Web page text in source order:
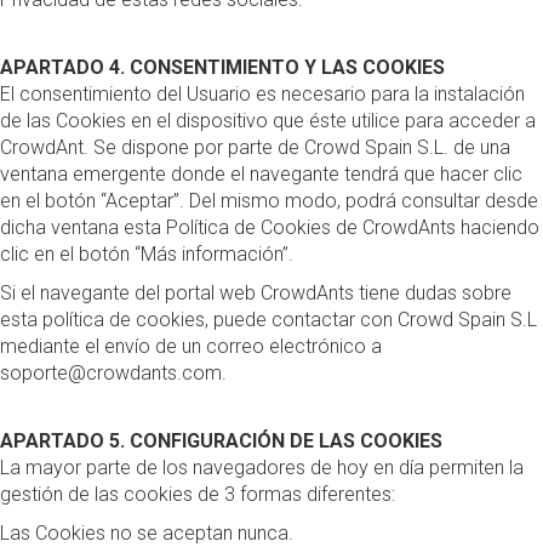
APARTADO 4. CONSENTIMIENTO Y LAS COOKIES
El consentimiento del Usuario es necesario para la instalación
de las Cookies en el dispositivo que éste utilice para acceder a
CrowdAnt. Se dispone por parte de Crowd Spain S.L. de una
ventana emergente donde el navegante tendrá que hacer clic
en el botón “Aceptar”. Del mismo modo, podrá consultar desde
dicha ventana esta Política de Cookies de CrowdAnts haciendo
clic en el botón “Más información”.
Si el navegante del portal web CrowdAnts tiene dudas sobre
esta política de cookies, puede contactar con Crowd Spain S.L
mediante el envío de un correo electrónico a
soporte@crowdants.com.
APARTADO 5. CONFIGURACIÓN DE LAS COOKIES
La mayor parte de los navegadores de hoy en día permiten la
gestión de las cookies de 3 formas diferentes:
Las Cookies no se aceptan nunca.